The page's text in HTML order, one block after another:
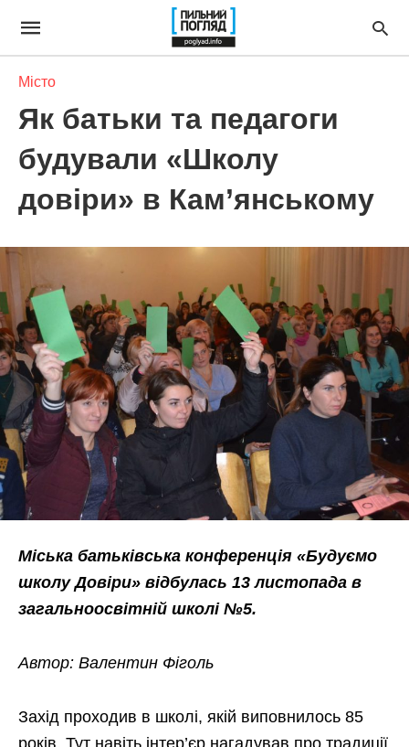
Місто
Як батьки та педагоги
будували «Школу
довіри» в Кам’янському
Міська батьківська конференція «Будуємо
школу Довіри» відбулась 13 листопада в
загальноосвітній школі №5.
Автор: Валентин Фіголь
Захід проходив в школі, якій виповнилось 85
років. Тут навіть інтер’єр нагадував про традиції